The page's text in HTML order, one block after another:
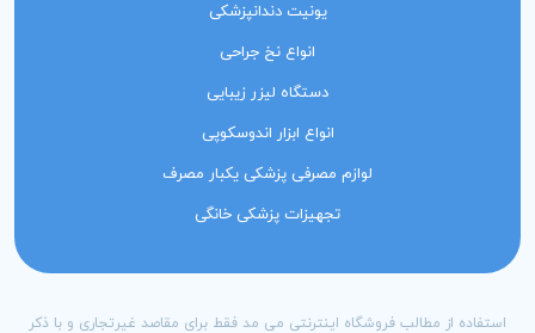
یونیت دندانپزشکی
انواع نخ جراحی
دستگاه لیزر زیبایی
انواع ابزار اندوسکوپی
لوازم مصرفی پزشکی یکبار مصرف
تجهیزات پزشکی خانگی
استفاده از مطالب فروشگاه اینترنتی می مد فقط برای مقاصد غیرتجاری و با ذکر